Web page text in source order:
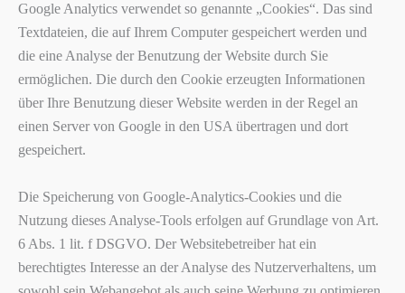
Google Analytics verwendet so genannte „Cookies“. Das sind
Textdateien, die auf Ihrem Computer gespeichert werden und
die eine Analyse der Benutzung der Website durch Sie
ermöglichen. Die durch den Cookie erzeugten Informationen
über Ihre Benutzung dieser Website werden in der Regel an
einen Server von Google in den USA übertragen und dort
gespeichert.
Die Speicherung von Google-Analytics-Cookies und die
Nutzung dieses Analyse-Tools erfolgen auf Grundlage von Art.
6 Abs. 1 lit. f DSGVO. Der Websitebetreiber hat ein
berechtigtes Interesse an der Analyse des Nutzerverhaltens, um